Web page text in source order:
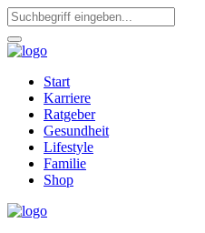
Start
Karriere
Ratgeber
Gesundheit
Lifestyle
Familie
Shop